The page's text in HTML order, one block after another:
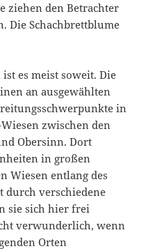
ziehen den Betrachter
Die Schachbrettblume
es meist soweit. Die
an ausgewählten
in
zwischen den
Obersinn. Dort
in großen
Wiesen entlang des
durch verschiedene
sie sich hier frei
verwunderlich, wenn
Orten